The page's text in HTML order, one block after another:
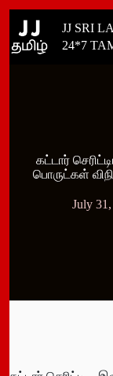
content
JJ SRI
24*7
கட்டார்
பொருட்கள்
July